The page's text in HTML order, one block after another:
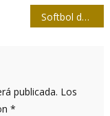
Softbol de la Prensa: Las Tunas divide honores a una semana del debut
publicada. Los
*